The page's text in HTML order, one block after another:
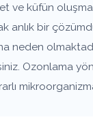
ve küfün
anlık bir
neden
Ozonlama